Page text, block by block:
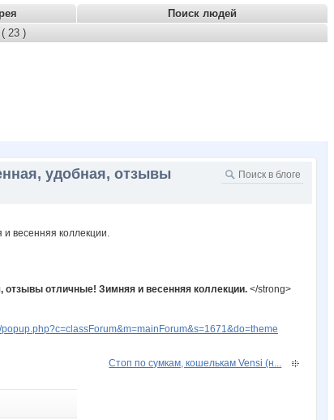
Поиск людей
( 23 )
удобная, отзывы
отзывы отличные! Зимняя и весенняя коллекции. </strong>
popup.php?c=classForum&m=mainForum&s=1671&do=theme
Стоп по сумкам, кошелькам Vensi (н...